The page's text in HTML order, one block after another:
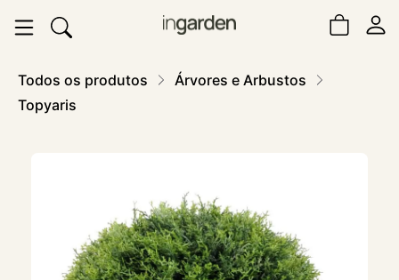
Todos os produtos
Árvores e Arbustos
Topyaris